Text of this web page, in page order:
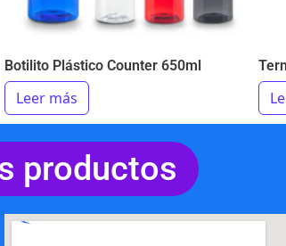
Botilito Plástico Counter 650ml
Leer más
productos